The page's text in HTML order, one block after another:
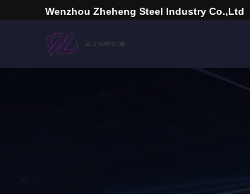
Wenzhou Zheheng Steel Industry Co.,Ltd